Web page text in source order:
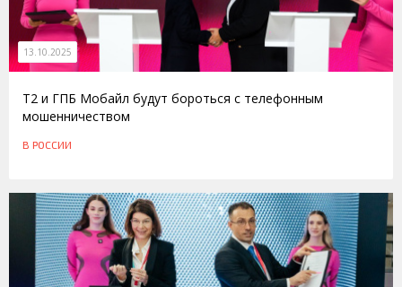
13.10.2025
T2 и ГПБ Мобайл будут бороться с телефонным
мошенничеством
В РОССИИ